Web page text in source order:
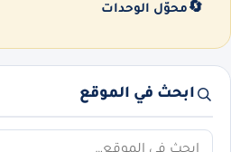
🔄 محوّل الوحدات
ابحث في الموقع
ابحث